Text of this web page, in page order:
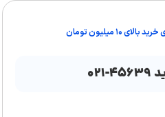
۱۰ میلیون تومان